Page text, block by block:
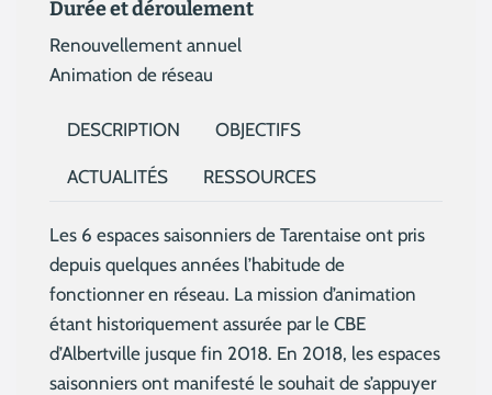
Durée et déroulement
Renouvellement annuel
Animation de réseau
DESCRIPTION OBJECTIFS
ACTUALITÉS RESSOURCES
Les 6 espaces saisonniers de Tarentaise ont pris
depuis quelques années l’habitude de
fonctionner en réseau. La mission d’animation
étant historiquement assurée par le CBE
d’Albertville jusque fin 2018. En 2018, les espaces
saisonniers ont manifesté le souhait de s’appuyer